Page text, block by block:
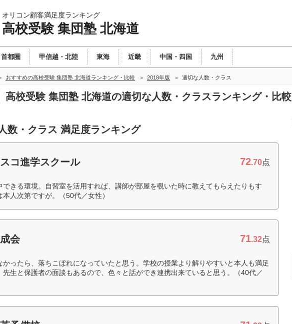
オリコン顧客満足度ランキング
高校受験 集団塾 北海道
首都圏 甲信越・北陸 東海 近畿 中国・四国 九州
おすすめの高校受験 集団塾 北海道ランキング・比較 2018年版 適切な人数・クラス
高校受験 集団塾 北海道の適切な人数・クラスランキング・比較
数・クラス 満足度ランキング
コ進学スクール 72.70点
できる環境。自習室を活用すれば、講師が部屋を覗いた時に教えてもらえたりもす
本人次第ですが。（50代／女性）
会 71.32点
かったら、落ちこぼれになっていたと思う。学校の授業より解りやすいと本人も満足
先生と保護者の面談もあるので、色々と話ができ連携出来ていると思う。（40代／